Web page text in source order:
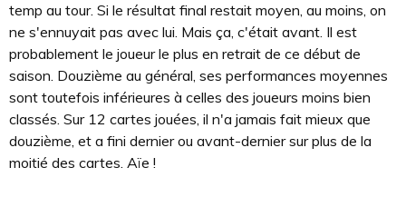
temp au tour. Si le résultat final restait moyen, au moins, on
ne s'ennuyait pas avec lui. Mais ça, c'était avant. Il est
probablement le joueur le plus en retrait de ce début de
saison. Douzième au général, ses performances moyennes
sont toutefois inférieures à celles des joueurs moins bien
classés. Sur 12 cartes jouées, il n'a jamais fait mieux que
douzième, et a fini dernier ou avant-dernier sur plus de la
moitié des cartes. Aïe !